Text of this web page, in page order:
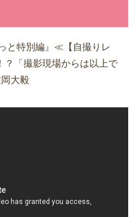
と特別編』≪【自撮りレ
？「撮影現場からは以上で
大毅